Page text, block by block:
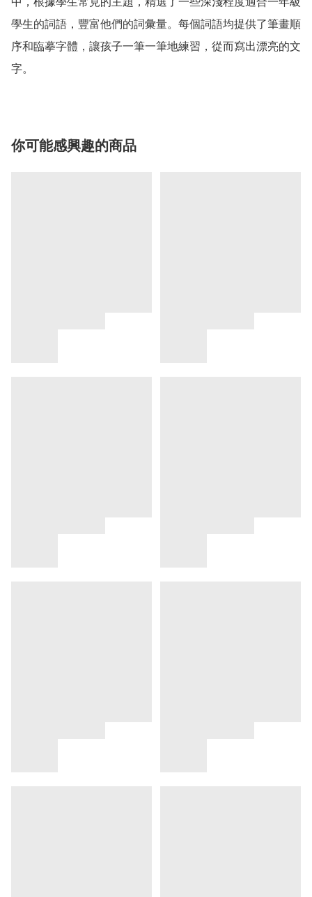
學生的詞語，豐富他們的詞彙量。每個詞語均提供了筆畫順
序和臨摹字體，讓孩子一筆一筆地練習，從而寫出漂亮的文
字。
你可能感興趣的商品